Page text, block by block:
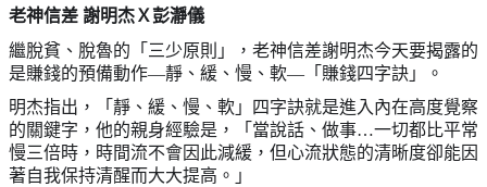
老神信差 謝明杰Ｘ彭瀞儀
繼脫貧、脫魯的「三少原則」，老神信差謝明杰今天要揭露的
是賺錢的預備動作—靜、緩、慢、軟— 「賺錢四字訣」。
明杰指出，「靜、緩、慢、軟」四字訣就是進入內在高度覺察
的關鍵字，他的親身經驗是，「當說話、做事…一切都比平常
慢三倍時，時間流不會因此減緩，但心流狀態的清晰度卻能因
著自我保持清醒而大大提高。」